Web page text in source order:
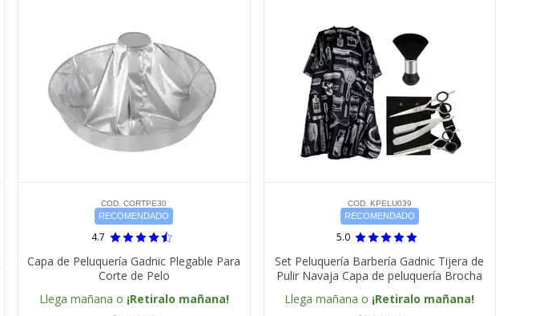
COD. CORTPE30
RECOMENDADO
4.7
Capa de Peluquería Gadnic Plegable Para
Corte de Pelo
Llega mañana o ¡Retiralo mañana!
COD. KPELU039
RECOMENDADO
5.0
Set Peluquería Barbería Gadnic Tijera de
Pulir Navaja Capa de peluquería Brocha
Llega mañana o ¡Retiralo mañana!